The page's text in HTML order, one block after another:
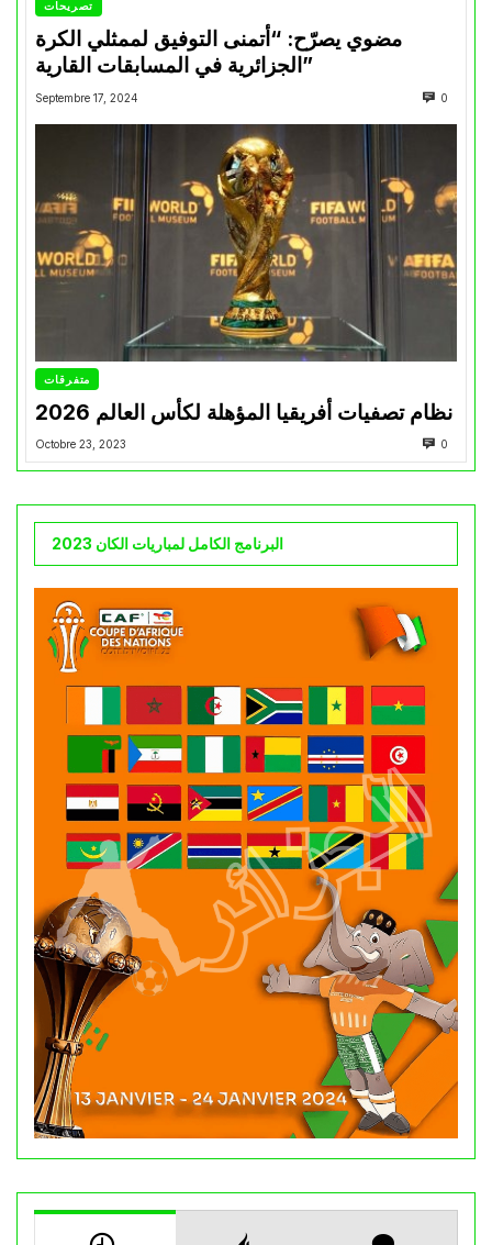
تصريحات
مضوي يصرّح: “أتمنى التوفيق لممثلي الكرة
الجزائرية في المسابقات القارية”
Septembre 17, 2024 0
متفرقات
نظام تصفيات أفريقيا المؤهلة لكأس العالم 2026
Octobre 23, 2023 0
البرنامج الكامل لمباريات الكان 2023